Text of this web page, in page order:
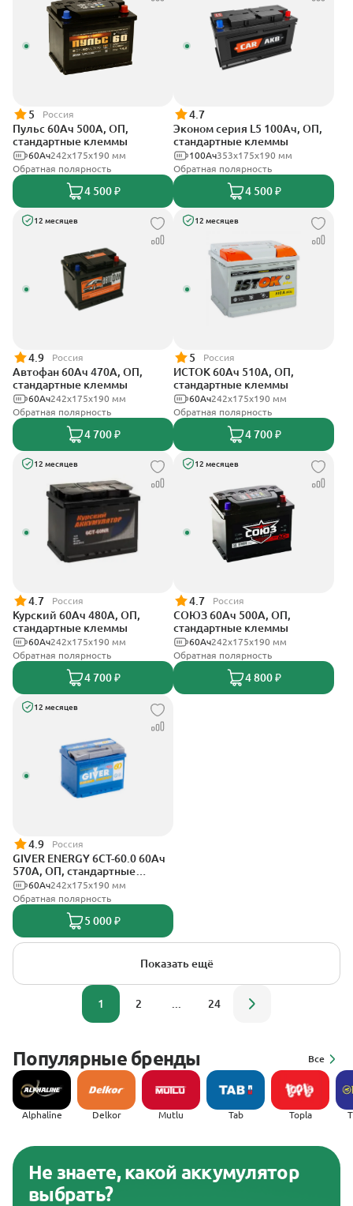
5 Россия
Пульс 60Ач 500А, ОП,
стандартные клеммы
242x175x190 мм
60Ач
Обратная полярность
4 500 ₽
4.7
Эконом серия L5 100Ач, ОП,
стандартные клеммы
353х175х190 мм
100Ач
Обратная полярность
4 500 ₽
12 месяцев
4.9 Россия
Автофан 60Ач 470А, ОП,
стандартные клеммы
242х175х190 мм
60Ач
Обратная полярность
4 700 ₽
12 месяцев
5 Россия
ИСТОК 60Ач 510А, ОП,
стандартные клеммы
242x175x190 мм
60Ач
Обратная полярность
4 700 ₽
12 месяцев
4.7 Россия
Курский 60Ач 480А, ОП,
стандартные клеммы
242x175x190 мм
60Ач
Обратная полярность
4 700 ₽
12 месяцев
4.7 Россия
СОЮЗ 60Ач 500А, ОП,
стандартные клеммы
242x175x190 мм
60Ач
Обратная полярность
4 800 ₽
12 месяцев
4.9 Россия
GIVER ENERGY 6СТ-60.0 60Ач
570А, ОП, стандартные
клеммы242х175х190 мм
60Ач
Обратная полярность
5 000 ₽
Показать ещё
1 2 24
Популярные бренды Все
Alphaline Delkor Mutlu Tab Topla
Не знаете, какой аккумулятор
выбрать?